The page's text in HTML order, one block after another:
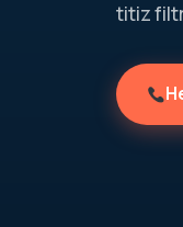
titiz